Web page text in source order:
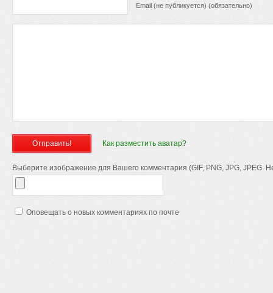
Email (не публикуется) (обязательно)
Как разместить аватар?
Выберите изображение для Вашего комментария (GIF, PNG, JPG, JPEG.
Оповещать о новых комментариях по почте